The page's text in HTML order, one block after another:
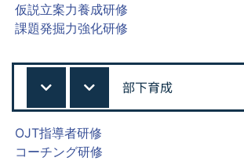
仮説立案力養成研修
課題発掘力強化研修
部下育成
OJT指導者研修
コーチング研修